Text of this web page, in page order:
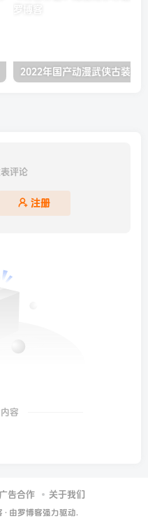
评论
注册
容
广告合作 关于我们
· 由罗博客强力驱动.